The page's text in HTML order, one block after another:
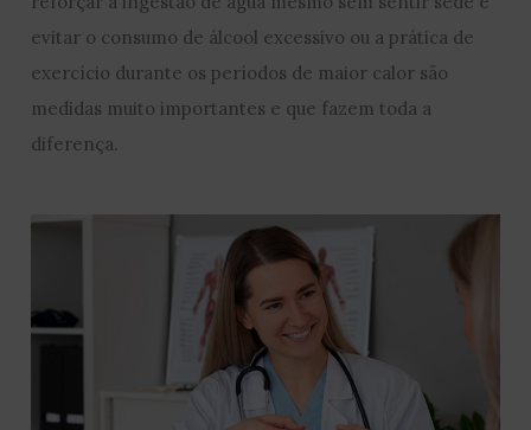
evitar o consumo de álcool excessivo ou a prática de
exercício durante os períodos de maior calor são
medidas muito importantes e que fazem toda a
diferença.